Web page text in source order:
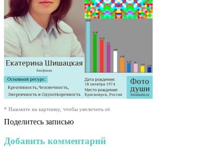
* Нажмите на картинку, чтобы увеличить её.
Поделитесь записью
Добавить комментарий